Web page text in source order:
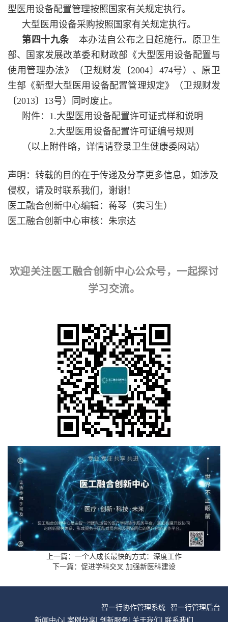
型医用设备配置管理按照国家有关规定执行。
大型医用设备采购按照国家有关规定执行。
第四十九条 本办法自公布之日起施行。原卫生
部、国家发展改革委和财政部《大型医用设备配置与
使用管理办法》（卫规财发〔2004〕474号）、原卫
生部《新型大型医用设备配置管理规定》（卫规财发
〔2013〕13号）同时废止。
附件：1.大型医用设备配置许可证式样和说明
2.大型医用设备配置许可证编号规则
（以上附件略，详情请登录卫生健康委网站）
声明：转载的目的在于传递及分享更多信息，如涉及
侵权，请及时联系我们，谢谢！
医工融合创新中心编辑：蒋琴（实习生）
医工融合创新中心审核：朱宗达
欢迎关注医工融合创新中心公众号，一起探讨
学习交流。
上一篇： 一个人成长最快的方式：深度工作
下一篇： 促进学科交叉 加强新医科建设
智一行协作管理系统 智一行管理后台
新闻中心| 案例分享| 创新服务| 关于我们| 联系我们